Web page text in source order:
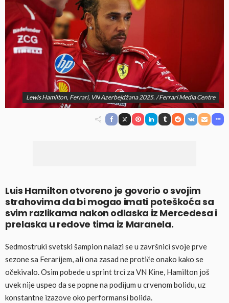
Lewis Hamilton, Ferrari, VN Azerbejdžana 2025. / Ferrari Media Centre
Luis Hamilton otvoreno je govorio o svojim
strahovima da bi mogao imati poteškoća sa
svim razlikama nakon odlaska iz Mercedesa i
prelaska u redove tima iz Maranela.
Sedmostruki svetski šampion nalazi se u završnici svoje prve
sezone sa Ferarijem, ali ona zasad ne protiče onako kako se
očekivalo. Osim pobede u sprint trci za VN Kine, Hamilton još
uvek nije uspeo da se popne na podijum u crvenom bolidu, uz
konstantne izazove oko performansi bolida.